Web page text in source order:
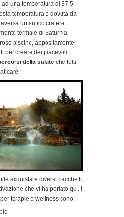
una temperatura di 37,5
temperatura è dovuta dal
un antico cratere
termale di Saturnia
piscine, appositamente
per creare dei piacevoli
della salute che tutti
acquistare diversi pacchetti,
che vi ha portato qui. I
terapie e wellness sono: